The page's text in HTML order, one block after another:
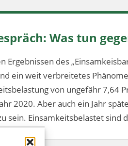
Was tun
Ergebnissen des
ein weit verbreitetes
von ungefähr 7,64
2020. Aber auch ein Jahr
sein. Einsamkeitsbelastet sind